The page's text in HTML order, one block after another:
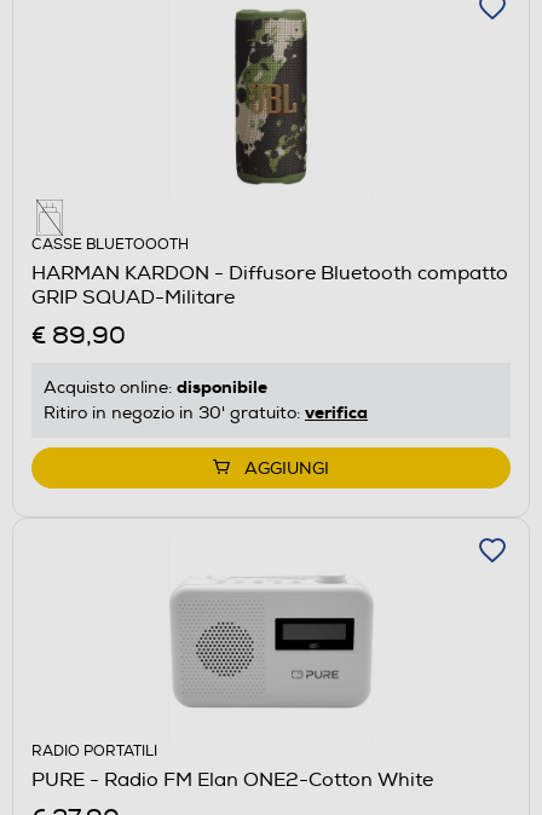
CASSE BLUETOOOTH
HARMAN KARDON - Diffusore Bluetooth compatto
GRIP SQUAD-Militare
€ 89,90
Acquisto online: disponibile
Ritiro in negozio in 30' gratuito: verifica
AGGIUNGI
RADIO PORTATILI
PURE - Radio FM Elan ONE2-Cotton White